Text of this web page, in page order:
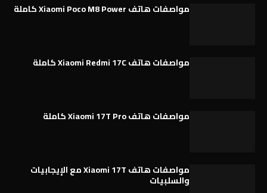
مواصفات هاتف Xiaomi Poco M8 Power كاملة
مواصفات هاتف Xiaomi Redmi 17C كاملة
مواصفات هاتف Xiaomi 17T Pro كاملة
مواصفات هاتف Xiaomi 17T مع الإيجابيات
والسلبيات